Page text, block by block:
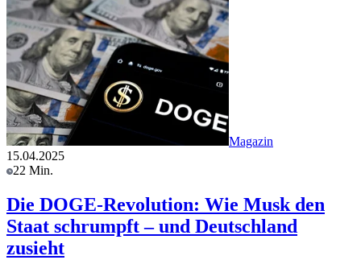
Magazin
15.04.2025
22 Min.
Die DOGE-Revolution: Wie Musk den
Staat schrumpft – und Deutschland
zusieht